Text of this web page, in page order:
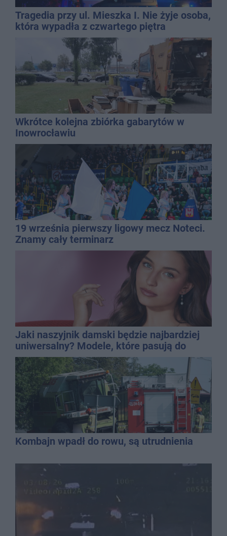
Tragedia przy ul. Mieszka I. Nie żyje osoba,
która wypadła z czwartego piętra
Wkrótce kolejna zbiórka gabarytów w
Inowrocławiu
19 września pierwszy ligowy mecz Noteci.
Znamy cały terminarz
Jaki naszyjnik damski będzie najbardziej
uniwersalny? Modele, które pasują do
wielu stylizacji
Kombajn wpadł do rowu, są utrudnienia